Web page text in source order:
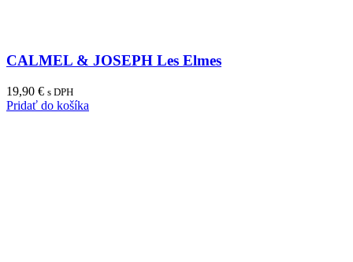
CALMEL & JOSEPH Les Elmes
19,90 € s DPH
Pridať do košíka